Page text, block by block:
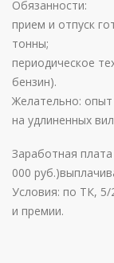
Обязанности:
прием и отпуск
тонны;
периодическое
бензин).
Желательно: опыт
на удлиненных
Заработная
000
Условия: по ТК,
и премии.